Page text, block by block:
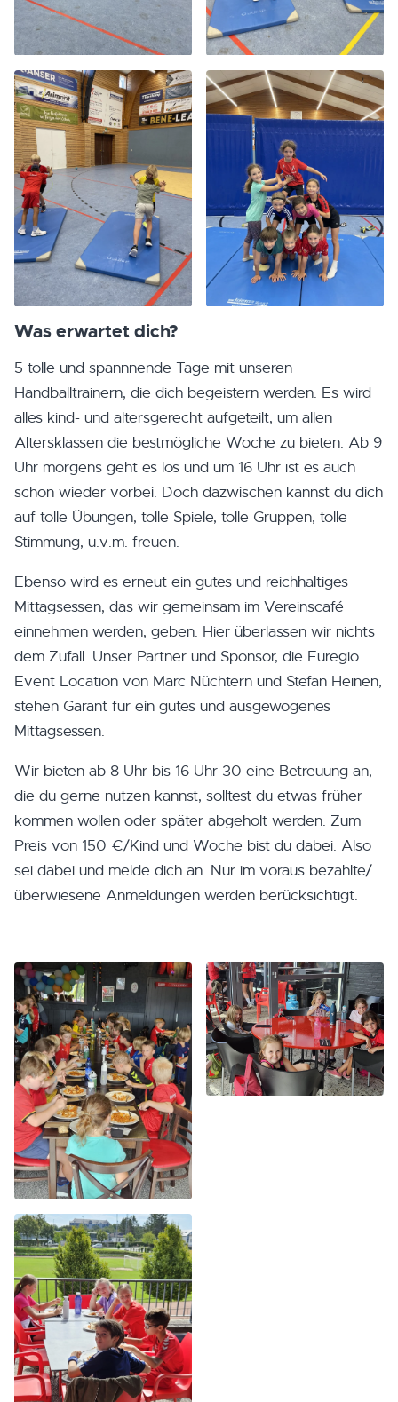
Was erwartet dich?
5 tolle und spannnende Tage mit unseren
Handballtrainern, die dich begeistern werden. Es wird
alles kind- und altersgerecht aufgeteilt, um allen
Altersklassen die bestmögliche Woche zu bieten. Ab 9
Uhr morgens geht es los und um 16 Uhr ist es auch
schon wieder vorbei. Doch dazwischen kannst du dich
auf tolle Übungen, tolle Spiele, tolle Gruppen, tolle
Stimmung, u.v.m. freuen.
Ebenso wird es erneut ein gutes und reichhaltiges
Mittagsessen, das wir gemeinsam im Vereinscafé
einnehmen werden, geben. Hier überlassen wir nichts
dem Zufall. Unser Partner und Sponsor, die Euregio
Event Location von Marc Nüchtern und Stefan Heinen,
stehen Garant für ein gutes und ausgewogenes
Mittagsessen.
Wir bieten ab 8 Uhr bis 16 Uhr 30 eine Betreuung an,
die du gerne nutzen kannst, solltest du etwas früher
kommen wollen oder später abgeholt werden. Zum
Preis von 150 €/Kind und Woche bist du dabei. Also
sei dabei und melde dich an. Nur im voraus bezahlte/
überwiesene Anmeldungen werden berücksichtigt.